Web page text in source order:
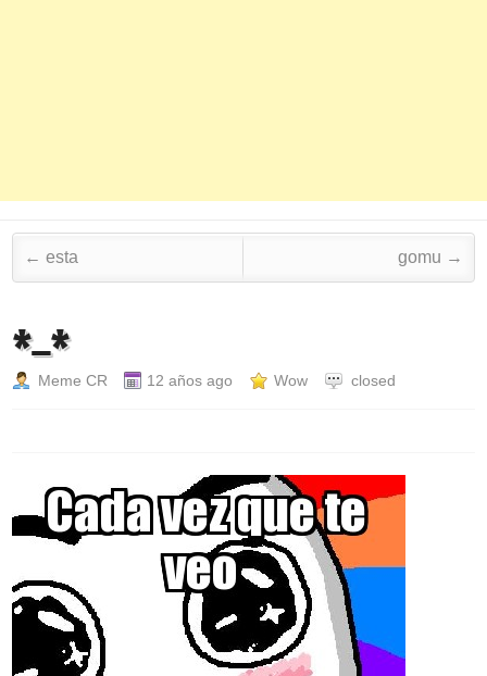
Post navigation
← esta gomu →
*_*
Meme CR 12 años ago Wow closed